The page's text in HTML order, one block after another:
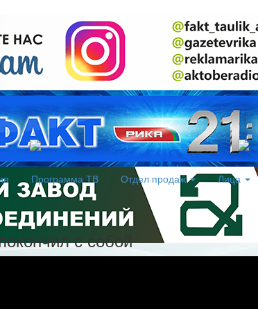
Программа ТВ Отдел продаж Лица
с собой